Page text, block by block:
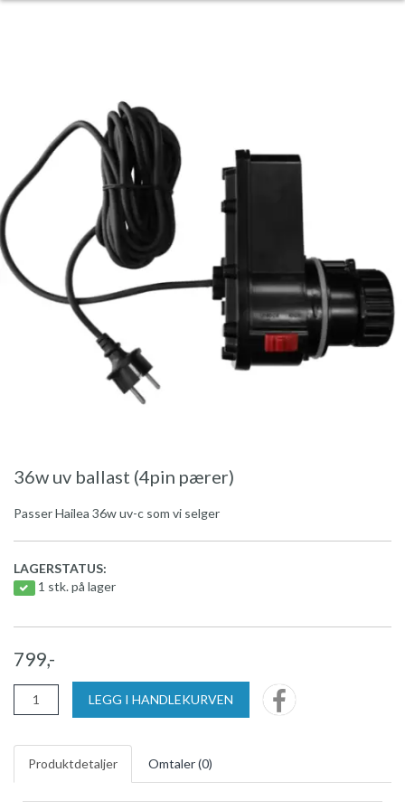
36w uv ballast (4pin pærer)
Passer Hailea 36w uv-c som vi selger
LAGERSTATUS:
1 stk. på lager
799,-
LEGG I HANDLEKURVEN
Produktdetaljer Omtaler (0)